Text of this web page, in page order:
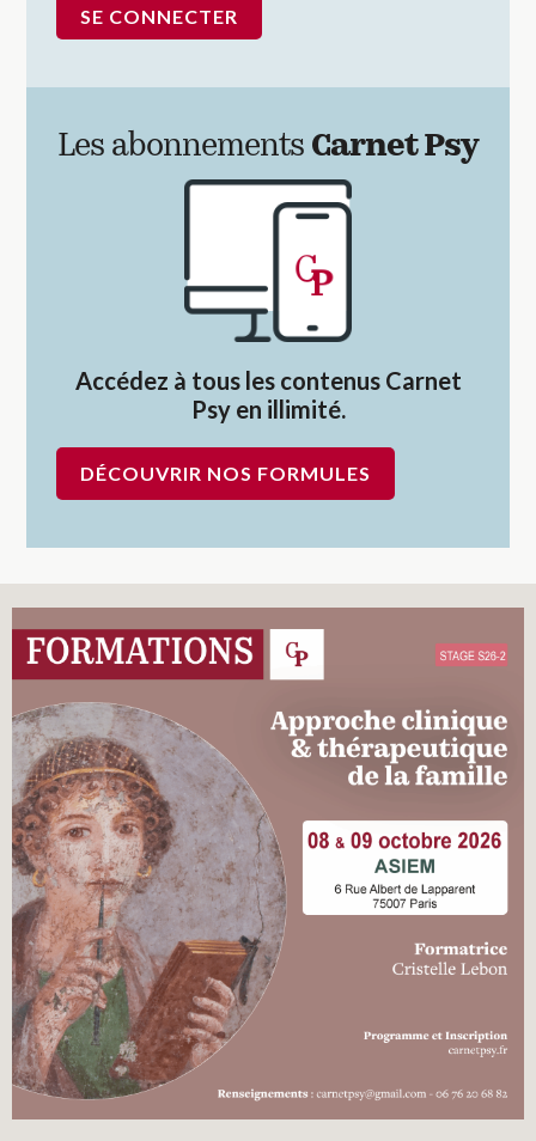
Les abonnements Carnet Psy
Accédez à tous les contenus Carnet
Psy en illimité.
DÉCOUVRIR NOS FORMULES